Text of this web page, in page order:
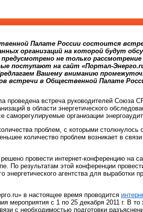
Палате России состоится
организаций на которой будут
не только
поступают на сайт «Портал-
Вашему вниманию
встречи в Общественной Палате
проведена встреча руководителей Союза
в области энергетического
саморегулируемые организации
проблем, с которыми столкнулось
количество проблем возникает в
провести интернет-конференцию на
По результатам этой конференции
энергетического агентства для
в настоящее время проводится
мероприятия с 1 по 25 декабря 2011 г. В
с необходимостью подготовки